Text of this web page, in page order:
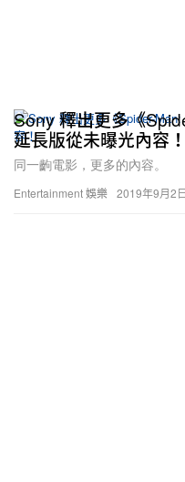
Entertainment 娛樂
Sony 釋出更多《
延長版從未曝光內容！
同一齣電影，更多的內容。
2019年9月2日